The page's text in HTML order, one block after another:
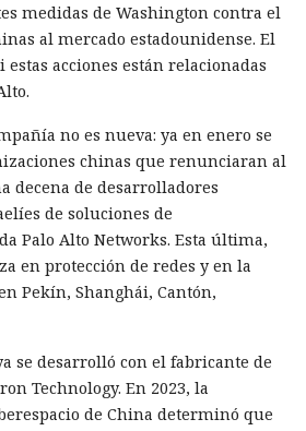
medidas de Washington contra el
al mercado estadounidense. El
acciones están relacionadas
no es nueva: ya en enero se
chinas que renunciaran al
decena de desarrolladores
de soluciones de
Palo Alto Networks. Esta última,
en protección de redes y en la
Pekín, Shanghái, Cantón,
se desarrolló con el fabricante de
Technology. En 2023, la
de China determinó que